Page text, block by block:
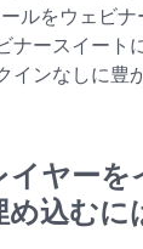
ルをウェビナ
ナースイート
インなしに豊
イヤーを
込むに